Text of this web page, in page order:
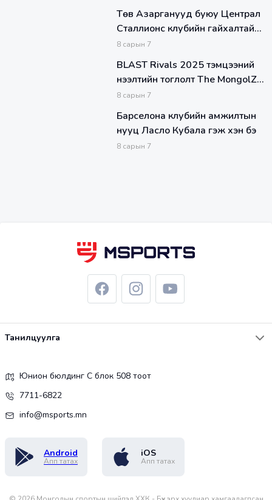
Төв Азарганууд буюу Централ
Сталлионс клубийн гайхалтай
эргэн ирэлт
8 сарын 7
BLAST Rivals 2025 тэмцээний
нээлтийн тоглолт The MongolZ
багийн эсрэг Passion UA
8 сарын 7
Барселона клубийн амжилтын
нууц Ласло Кубала гэж хэн бэ
8 сарын 7
Танилцуулга
Юнион бюлдинг С блок 508 тоот
7711-6822
info@msports.mn
Android
Апп татах
iOS
Апп татах